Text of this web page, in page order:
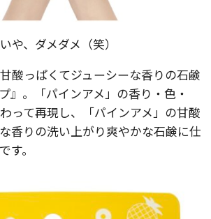
や、ダメダメ（笑）
酸っぱくてジューシーな香りの石鹸
』。「パインアメ」の香り・色・
って再現し、「パインアメ」の甘酸
香りの洗い上がり爽やかな石鹸に仕
す。